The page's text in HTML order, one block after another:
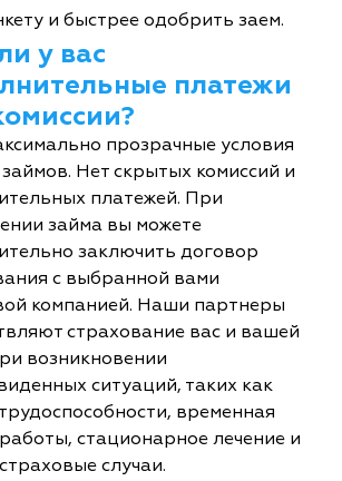
и быстрее одобрить заем.
у вас
платежи
прозрачные условия
Нет скрытых комиссий и
платежей. При
займа вы можете
заключить договор
с выбранной вами
компанией. Наши партнеры
страхование вас и вашей
возникновении
ситуаций, таких как
временная
стационарное лечение и
случаи.